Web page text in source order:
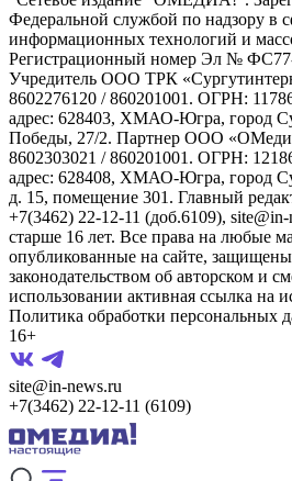
Федеральной службой по надзору в
информационных технологий и
Регистрационный номер Эл №
Учредитель ООО ТРК
8602276120 / 860201001. ОГРН:
адрес: 628403, ХМАО-Югра, город
Победы, 27/2. Партнер ООО
8602303021 / 860201001. ОГРН:
адрес: 628408, ХМАО-Югра, город
д. 15, помещение 301. Главный
+7(3462) 22-12-11 (доб.6109),
старше 16 лет. Все права на любые
опубликованные на сайте, защищены
законодательством об авторском и
использовании активная ссылка на
Политика обработки персональных
16+
site@in-news.ru
+7(3462) 22-12-11 (6109)